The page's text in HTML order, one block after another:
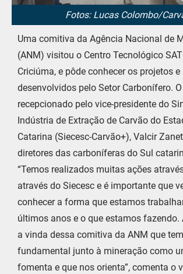
Fotos: Lucas Colombo/
Uma comitiva da Agência Nacional de
(ANM) visitou o Centro Tecnológico
Criciúma, e pôde conhecer os projetos
desenvolvidos pelo Setor Carbonífero.
recepcionado pelo vice-presidente do
Indústria de Extração de Carvão do
Catarina (Siecesc-Carvão+), Valcir
diretores das carboníferas do Sul
“Temos realizados muitas ações
através do Siecesc e é importante que
conhecer a forma que estamos
últimos anos e o que estamos fazendo.
a vinda dessa comitiva da ANM que
fundamental junto à mineração como
fomenta e que nos orienta”, comenta o